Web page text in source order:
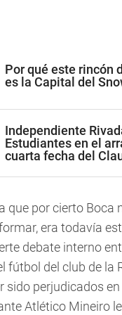
Por qué este rincón
es la Capital del
Independiente
Estudiantes en el
cuarta fecha del
que por cierto Boca
era todavía
debate interno
fútbol del club de la
sido perjudicados
Atlético Mineiro